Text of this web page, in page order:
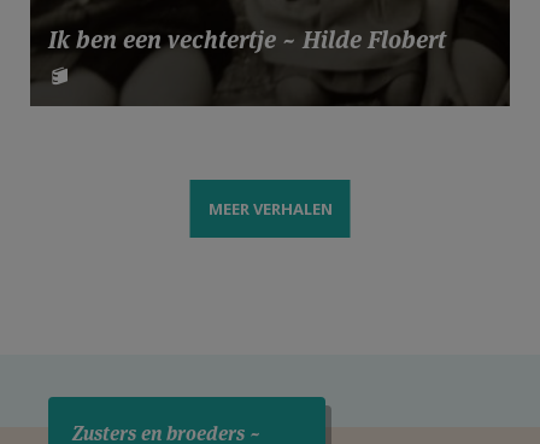
Ik ben een vechtertje ~ Hilde Flobert
MEER VERHALEN
Zusters en broeders ~